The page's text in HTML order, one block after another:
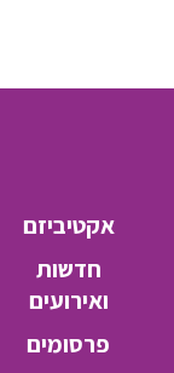
אקטיביזם
חדשות
ואירועים
פרסומים